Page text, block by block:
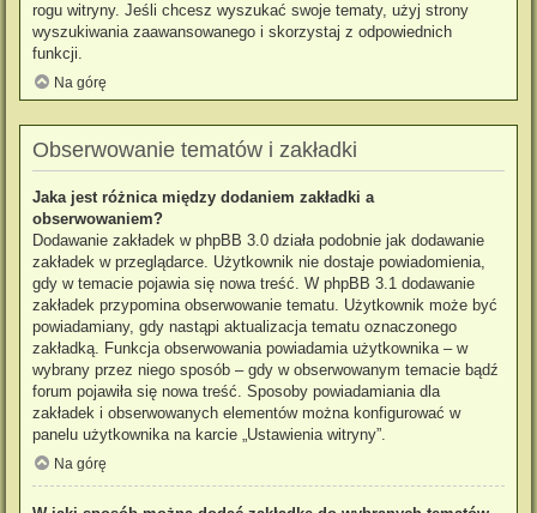
rogu witryny. Jeśli chcesz wyszukać swoje tematy, użyj strony
wyszukiwania zaawansowanego i skorzystaj z odpowiednich
funkcji.
Na górę
Obserwowanie tematów i zakładki
Jaka jest różnica między dodaniem zakładki a
obserwowaniem?
Dodawanie zakładek w phpBB 3.0 działa podobnie jak dodawanie
zakładek w przeglądarce. Użytkownik nie dostaje powiadomienia,
gdy w temacie pojawia się nowa treść. W phpBB 3.1 dodawanie
zakładek przypomina obserwowanie tematu. Użytkownik może być
powiadamiany, gdy nastąpi aktualizacja tematu oznaczonego
zakładką. Funkcja obserwowania powiadamia użytkownika – w
wybrany przez niego sposób – gdy w obserwowanym temacie bądź
forum pojawiła się nowa treść. Sposoby powiadamiania dla
zakładek i obserwowanych elementów można konfigurować w
panelu użytkownika na karcie „Ustawienia witryny”.
Na górę